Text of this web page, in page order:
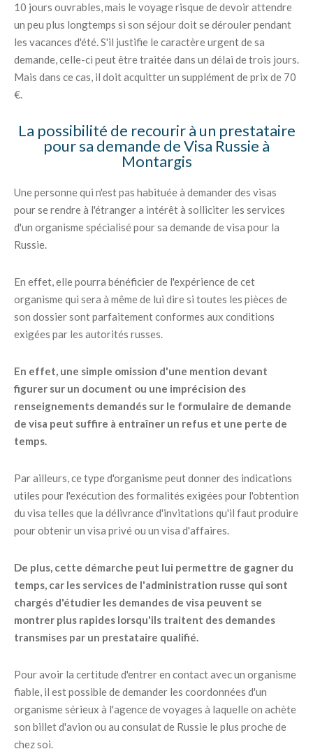
10 jours ouvrables, mais le voyage risque de devoir attendre
un peu plus longtemps si son séjour doit se dérouler pendant
les vacances d'été. S'il justifie le caractère urgent de sa
demande, celle-ci peut être traitée dans un délai de trois jours.
Mais dans ce cas, il doit acquitter un supplément de prix de 70
€.
La possibilité de recourir à un prestataire
pour sa demande de Visa Russie à
Montargis
Une personne qui n'est pas habituée à demander des visas
pour se rendre à l'étranger a intérêt à solliciter les services
d'un organisme spécialisé pour sa demande de visa pour la
Russie.
En effet, elle pourra bénéficier de l'expérience de cet
organisme qui sera à même de lui dire si toutes les pièces de
son dossier sont parfaitement conformes aux conditions
exigées par les autorités russes.
En effet, une simple omission d'une mention devant
figurer sur un document ou une imprécision des
renseignements demandés sur le formulaire de demande
de visa peut suffire à entraîner un refus et une perte de
temps.
Par ailleurs, ce type d'organisme peut donner des indications
utiles pour l'exécution des formalités exigées pour l'obtention
du visa telles que la délivrance d'invitations qu'il faut produire
pour obtenir un visa privé ou un visa d'affaires.
De plus, cette démarche peut lui permettre de gagner du
temps, car les services de l'administration russe qui sont
chargés d'étudier les demandes de visa peuvent se
montrer plus rapides lorsqu'ils traitent des demandes
transmises par un prestataire qualifié.
Pour avoir la certitude d'entrer en contact avec un organisme
fiable, il est possible de demander les coordonnées d'un
organisme sérieux à l'agence de voyages à laquelle on achète
son billet d'avion ou au consulat de Russie le plus proche de
chez soi.